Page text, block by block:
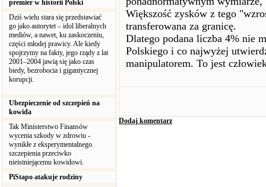
premier w historii Polski
Dziś wielu stara się przedstawiać
go jako autorytet – idol liberalnych
mediów, a nawet, ku zaskoczeniu,
części młodej prawicy. Ale kiedy
spojrzymy na fakty, jego rządy z lat
2001–2004 jawią się jako czas
biedy, bezrobocia i gigantycznej
korupcji.
Ubezpieczenie od szczepień na
kowida
Tak Ministerstwo Finansów
wycenia szkody w zdrowiu -
wynikłe z eksperymentalnego
szczepienia przeciwko
nieistniejącemu kowidowi.
PiStapo atakuje rodziny
Większość zysków z tego
transferowana za granicę.
Dlatego podana liczba 4% nie
Polskiego i co najwyżej
manipulatorem. To jest
Dodaj komentarz